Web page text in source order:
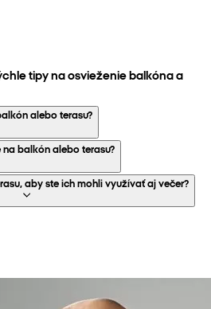
tipy na osvieženie balkóna a
alebo terasu?
balkón alebo terasu?
aby ste ich mohli využívať aj večer?